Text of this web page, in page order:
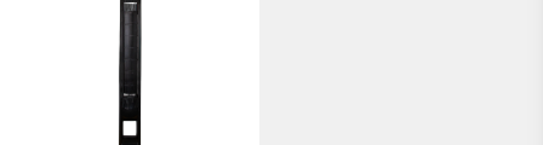
era: